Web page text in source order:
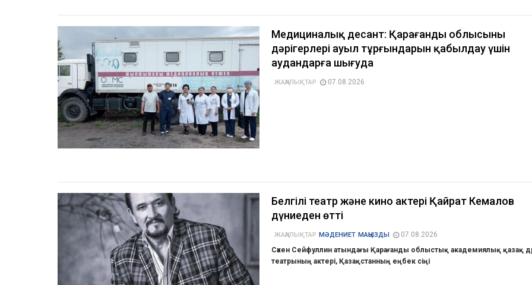
Медициналық десант: Қарағанды облысының
дәрігерлері ауыл тұрғындарын қабылдау үшін
аудандарға шығуда
ЖАҢАЛЫҚТАР 07.08.2026
Белгілі театр және кино актері Қайрат Кемалов
дүниеден өтті
ЖАҢАЛЫҚТАР МӘДЕНИЕТ МАҢЫЗДЫ
07.08.2026
Сәкен Сейфуллин атындағы Қарағанды облыстық академиялық қазақ
театрының актері, Қазақстанның еңбек сіңі